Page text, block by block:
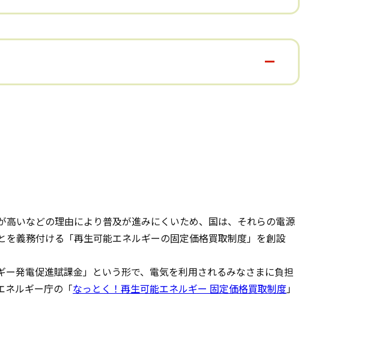
いなどの理由により普及が進みにくいため、国は、それらの電源
義務付ける「再生可能エネルギーの固定価格買取制度」を創設
発電促進賦課金」という形で、電気を利用されるみなさまに負担
ネルギー庁の「なっとく！再生可能エネルギー 固定価格買取制度」